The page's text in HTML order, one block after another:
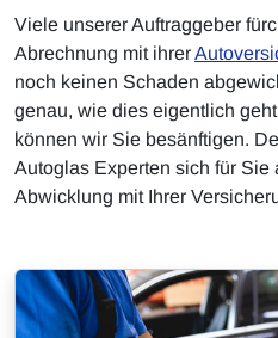
Viele unserer Auftraggeber
Abrechnung mit ihrer
noch keinen Schaden
genau, wie dies eigentlich
können wir Sie besänftigen.
Autoglas Experten sich für Sie
Abwicklung mit Ihrer